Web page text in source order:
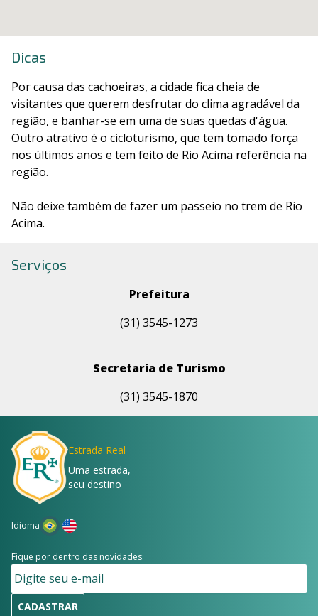
Dicas
Por causa das cachoeiras, a cidade fica cheia de
visitantes que querem desfrutar do clima agradável da
região, e banhar-se em uma de suas quedas d'água.
Outro atrativo é o cicloturismo, que tem tomado força
nos últimos anos e tem feito de Rio Acima referência na
região.
Não deixe também de fazer um passeio no trem de Rio
Acima.
Serviços
Prefeitura
(31) 3545-1273
Secretaria de Turismo
(31) 3545-1870
Estrada Real
Uma estrada,
seu destino
Idioma
Fique por dentro das novidades:
CADASTRAR